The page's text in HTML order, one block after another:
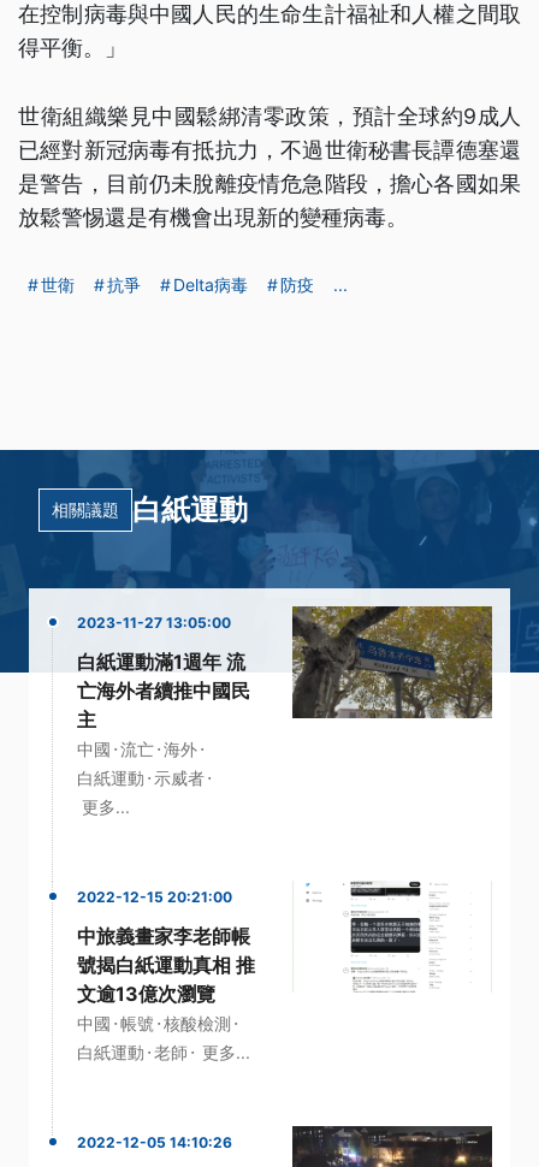
在控制病毒與中國人民的生命生計福祉和人權之間取
得平衡。」
世衛組織樂見中國鬆綁清零政策，預計全球約9成人
已經對新冠病毒有抵抗力，不過世衛秘書長譚德塞還
是警告，目前仍未脫離疫情危急階段，擔心各國如果
放鬆警惕還是有機會出現新的變種病毒。
世衛 抗爭 Delta病毒 防疫 ...
相關議題 白紙運動
2023-11-27 13:05:00
白紙運動滿1週年 流
亡海外者續推中國民
主
中國 ·流亡·海外·
白紙運動 · 示威者·
更多...
2022-12-15 20:21:00
中旅義畫家李老師帳
號揭白紙運動真相 推
文逾13億次瀏覽
中國 ·帳號 ·核酸檢測 ·
白紙運動 ·老師 · 更多...
2022-12-05 14:10:26